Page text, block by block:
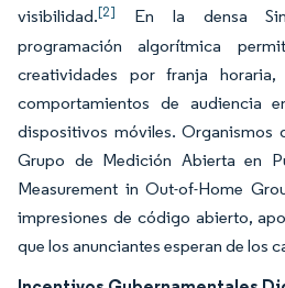
visibilidad.[2]
En la densa
programación algorítmica
creatividades por franja
comportamientos de audiencia
dispositivos móviles. Organismos
Grupo de Medición Abierta en
Measurement in Out-of-Home
impresiones de código abierto,
que los anunciantes esperan de los